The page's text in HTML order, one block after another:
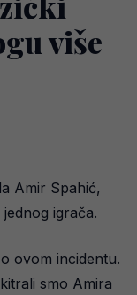
više
Amir Spahić,
igrača.
ovom incidentu.
smo Amira